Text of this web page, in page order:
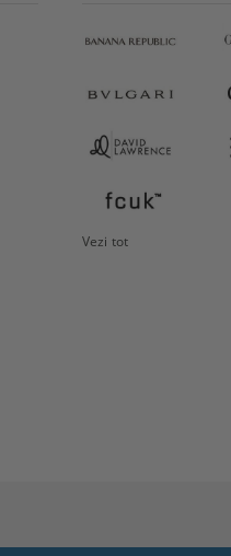
Philips
VEZI
Vezi tot